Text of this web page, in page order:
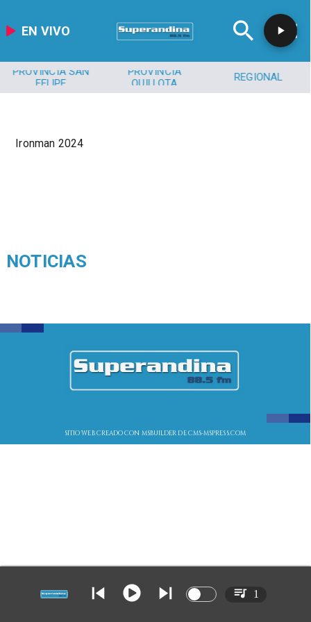
EN VIVO
PROVINCIA SAN
FELIPE
PROVINCIA
QUILLOTA
REGIONAL
Ironman 2024
NOTICIAS
SITIO WEB CREADO CON MSBUILDER DE CMS-MSPRESS.COM
1